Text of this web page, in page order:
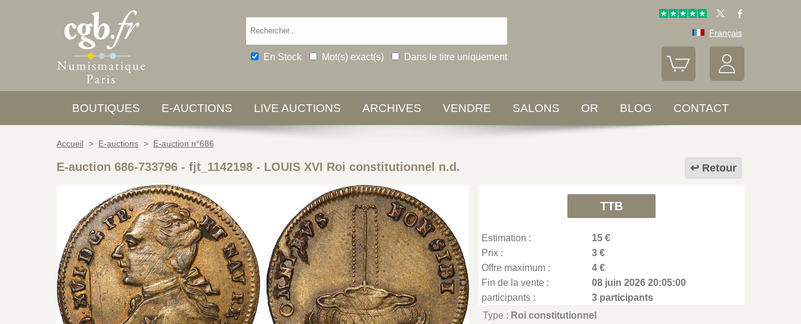
En Stock Mot(s) exact(s) Dans le titre uniquement
Français
BOUTIQUES E-AUCTIONS LIVE AUCTIONS ARCHIVES VENDRE SALONS OR BLOG CONTACT
Accueil > E-auctions > E-auction n°686
Retour
E-auction 686-733796 - fjt_1142198 - LOUIS XVI Roi constitutionnel n.d.
TTB
Estimation :
15 €
Prix :
3 €
Offre maximum :
4 €
Fin de la vente :
08 juin 2026 20:05:00
participants :
3 participants
Type : Roi constitutionnel